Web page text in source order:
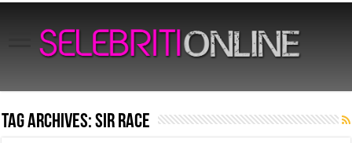
Tag Archives:Sir Race